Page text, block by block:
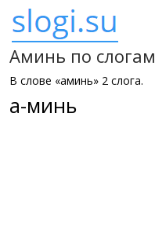
Аминь по слогам
В слове «аминь» 2 слога.
а-минь